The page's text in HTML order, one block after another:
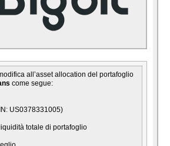
all’asset allocation del portafoglio
come segue:
US0378331005)
totale di portafoglio